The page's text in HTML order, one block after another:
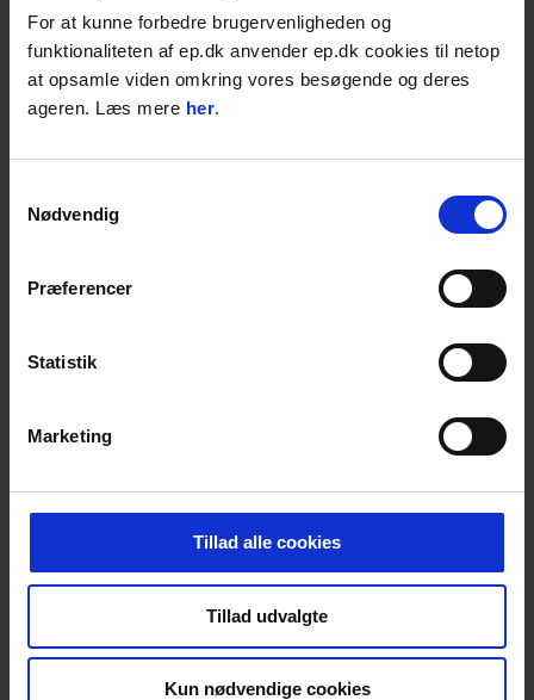
For at kunne forbedre brugervenligheden og
funktionaliteten af ep.dk anvender ep.dk cookies til netop
at opsamle viden omkring vores besøgende og deres
ageren. Læs mere her.
Nødvendig
Præferencer
Statistik
Marketing
Tillad alle cookies
Tillad udvalgte
Kun nødvendige cookies
Brandslange, 1"
Der er tale om en handy og let slange, der
anvendes til transport af vand. Det er en
ekstruderet trykslange, der er forsynet
den af hvidt polyestervæv, som
ozonpåvirkning.
forespørgsel. Kontakt os i chatten.
Egenskaber:
Temperaturområde: -20°C til +85°C
Min sprængningstryk: 50 bar
Vægt/m: 110g